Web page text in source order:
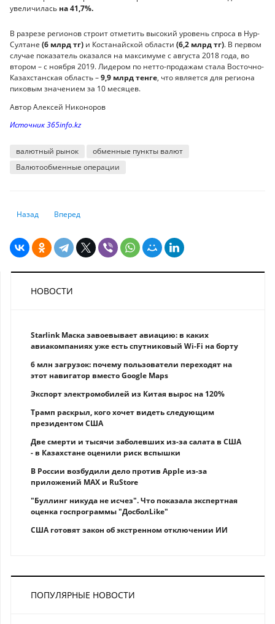
увеличилась на 41,7%.
В разрезе регионов строит отметить высокий уровень спроса в Нур-
Султане (6 млрд тг) и Костанайской области (6,2 млрд тг). В первом
случае показатель оказался на максимуме с августа 2018 года, во
втором – с ноября 2019. Лидером по нетто-продажам стала Восточно-
Казахстанская область –9,9 млрд тенге, что является для региона
пиковым значением за 10 месяцев.
Автор Алексей Никоноров
Источник 365info.kz
валютный рынок
обменные пункты валют
Валютообменные операции
Предыдущий: Почему казахстанцы так любят ездить на машинах с
Назад Следующий: Быстрый займ на карту
Вперед
НОВОСТИ
Starlink Маска завоевывает авиацию: в каких
авиакомпаниях уже есть спутниковый Wi-Fi на борту
6 млн загрузок: почему пользователи переходят на
этот навигатор вместо Google Maps
Экспорт электромобилей из Китая вырос на 120%
Трамп раскрыл, кого хочет видеть следующим
президентом США
Две смерти и тысячи заболевших из-за салата в США
- в Казахстане оценили риск вспышки
В России возбудили дело против Apple из-за
приложений MAX и RuStore
"Буллинг никуда не исчез". Что показала экспертная
оценка госпрограммы "ДосболLike"
США готовят закон об экстренном отключении ИИ
ПОПУЛЯРНЫЕ НОВОСТИ